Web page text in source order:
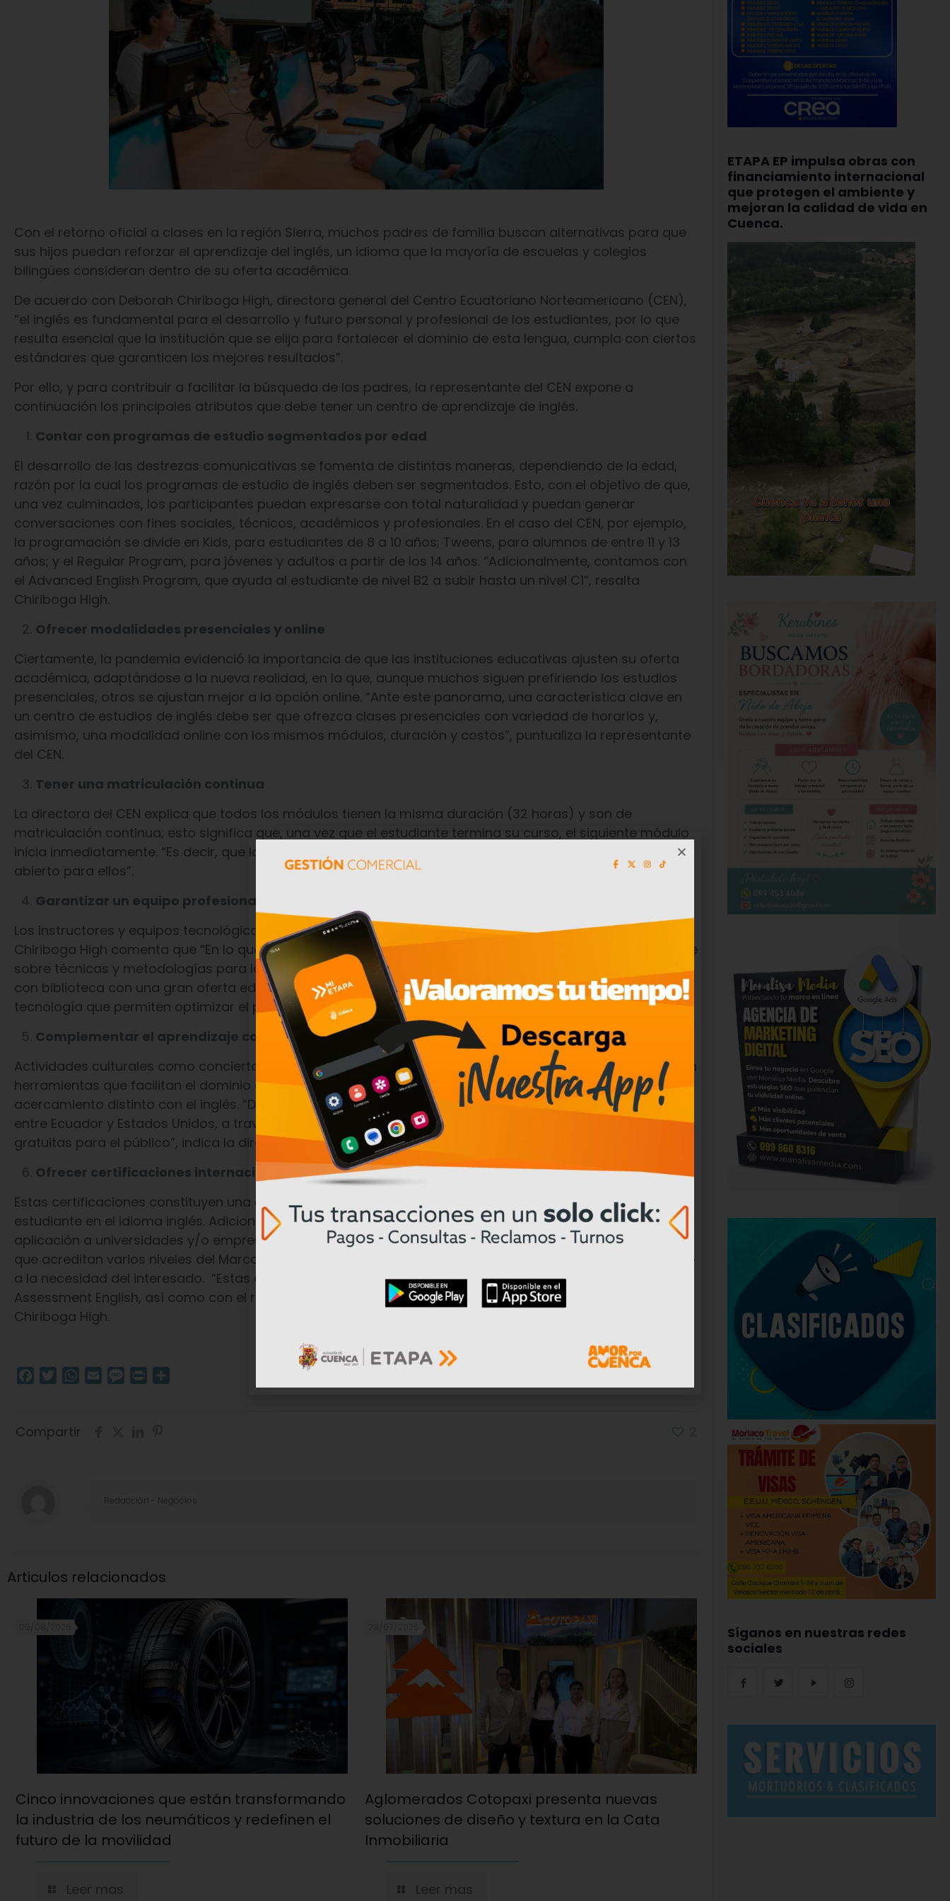
Con el retorno oficial a clases en la región Sierra, muchos padres de familia buscan alternativas para que
sus hijos puedan reforzar el aprendizaje del inglés, un idioma que la mayoría de escuelas y colegios
bilingües consideran dentro de su oferta académica.
De acuerdo con Deborah Chiriboga High, directora general del Centro Ecuatoriano Norteamericano (CEN),
“el inglés es fundamental para el desarrollo y futuro personal y profesional de los estudiantes, por lo que
resulta esencial que la institución que se elija para fortalecer el dominio de esta lengua, cumpla con ciertos
estándares que garanticen los mejores resultados”.
Por ello, y para contribuir a facilitar la búsqueda de los padres, la representante del CEN expone a
continuación los principales atributos que debe tener un centro de aprendizaje de inglés.
Contar con programas de estudio segmentados por edad
El desarrollo de las destrezas comunicativas se fomenta de distintas maneras, dependiendo de la edad,
razón por la cual los programas de estudio de inglés deben ser segmentados. Esto, con el objetivo de que,
una vez culminados, los participantes puedan expresarse con total naturalidad y puedan generar
conversaciones con fines sociales, técnicos, académicos y profesionales. En el caso del CEN, por ejemplo,
la programación se divide en Kids, para estudiantes de 8 a 10 años; Tweens, para alumnos de entre 11 y 13
años; y el Regular Program, para jóvenes y adultos a partir de los 14 años. “Adicionalmente, contamos con
el Advanced English Program, que ayuda al estudiante de nivel B2 a subir hasta un nivel C1”, resalta
Chiriboga High.
Ofrecer modalidades presenciales y online
Ciertamente, la pandemia evidenció la importancia de que las instituciones educativas ajusten su oferta
académica, adaptándose a la nueva realidad, en la que, aunque muchos siguen prefiriendo los estudios
presenciales, otros se ajustan mejor a la opción online. “Ante este panorama, una característica clave en
un centro de estudios de inglés debe ser que ofrezca clases presenciales con variedad de horarios y,
asimismo, una modalidad online con los mismos módulos, duración y costos”, puntualiza la representante
del CEN.
Tener una matriculación continua
La directora del CEN explica que todos los módulos tienen la misma duración (32 horas) y son de
matriculación continua; esto significa que, una vez que el estudiante termina su curso, el siguiente módulo
inicia inmediatamente. “Es decir, que los estudiantes siempre tienen la posibilidad de encontrar un curso
abierto para ellos”.
Garantizar un equipo profesional altamente calificado y tecnología de punta
Los instructores y equipos tecnológicos juegan un rol primordial en el proceso de aprendizaje de la lengua.
Chiriboga High comenta que “En lo que respecta al CEN, nuestros profesores se capacitan constantemente
sobre técnicas y metodologías para la enseñanza del inglés como lengua extranjera. Además, contamos
con biblioteca con una gran oferta editorial, laboratorios de idiomas, así como con aulas equipadas con
tecnología que permiten optimizar el proceso de enseñanza-aprendizaje”.
Complementar el aprendizaje con actividades culturales
Actividades culturales como conciertos, obras teatrales, muestras de cine, conversatorios, entre otras, son
herramientas que facilitan el dominio de la lengua, porque permiten a los estudiantes tener un
acercamiento distinto con el inglés. “Desde el CEN impulsamos permanentemente espacios de integración
entre Ecuador y Estados Unidos, a través de más de 50 actividades culturales al año, que son siempre
gratuitas para el público”, indica la directora general de la institución.
Ofrecer certificaciones internacionales de inglés
Estas certificaciones constituyen una evidencia formal y confiable de los conocimientos adquiridos por el
estudiante en el idioma inglés. Adicionalmente, suponen una ventaja significativa para los procesos de
aplicación a universidades y/o empresas internacionales. El CEN ofrece una variedad de certificaciones
que acreditan varios niveles del Marco Común Europeo de Referencia para las lenguas (MCER), de acuerdo
a la necesidad del interesado. “Estas cuentan con el aval de la Universidad de Michigan y Cambridge
Assessment English, así como con el reconocimiento del Ministerio de Educación de Ecuador”, concluye
Chiriboga High.
Facebook
TwitterWhatsApp
Email Message
Print
Compartir
Redacciòn - Negocios
Articulos relacionados
Cinco innovaciones que están transformando
la industria de los neumáticos y redefinen el
futuro de la movilidad
Leer mas
Aglomerados Cotopaxi presenta nuevas
soluciones de diseño y textura en la Cata
Inmobiliaria
Leer mas
ETAPA EP impulsa obras con
financiamiento internacional
que protegen el ambiente y
mejoran la calidad de vida en
Cuenca.
Síganos en nuestras redes
sociales